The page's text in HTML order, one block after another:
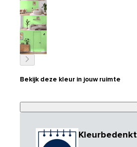
Bekijk deze kleur in jouw ruimte